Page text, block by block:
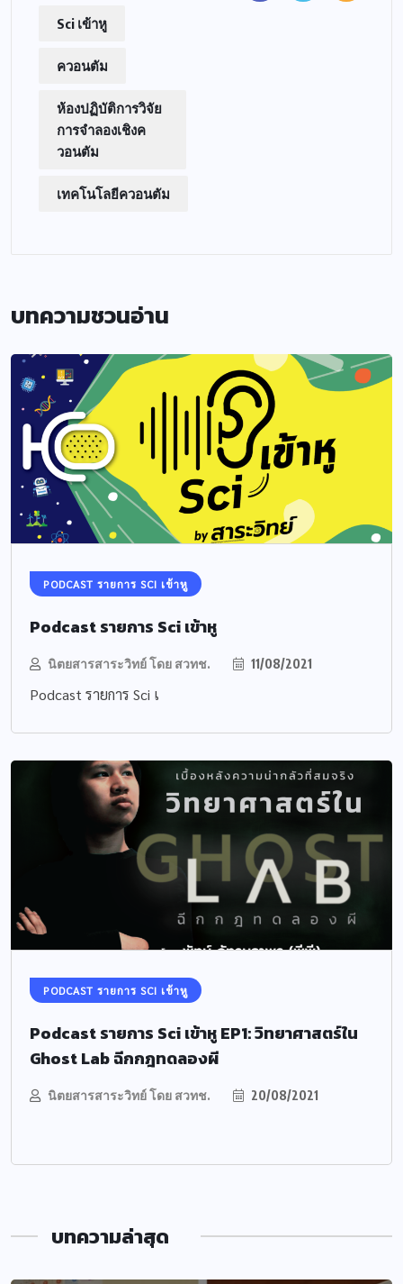
Sci เข้าหู
ควอนตัม
ห้องปฏิบัติการวิจัย
การจำลองเชิงค
วอนตัม
เทคโนโลยีควอนตัม
บทความชวนอ่าน
PODCAST รายการ SCI เข้าหู
Podcast รายการ Sci เข้าหู
นิตยสารสาระวิทย์ โดย สวทช. 11/08/2021
Podcast รายการ Sci เ
PODCAST รายการ SCI เข้าหู
Podcast รายการ Sci เข้าหู EP1: วิทยาศาสตร์ใน
Ghost Lab ฉีกกฎทดลองผี
นิตยสารสาระวิทย์ โดย สวทช. 20/08/2021
บทความล่าสุด